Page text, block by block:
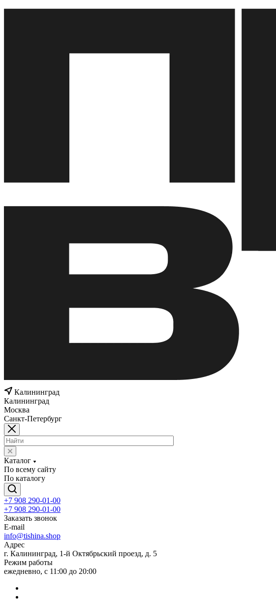
Калининград
Калининград
Москва
Санкт-Петербург
Каталог
По всему сайту
По каталогу
+7 908 290-01-00
+7 908 290-01-00
Заказать звонок
E-mail
info@tishina.shop
Адрес
г. Калининград, 1-й Октябрьский проезд, д. 5
Режим работы
ежедневно, с 11:00 до 20:00